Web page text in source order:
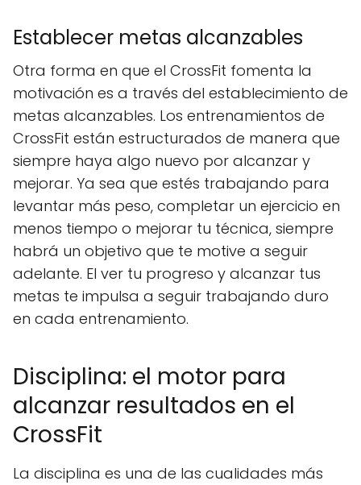
Establecer metas alcanzables
Otra forma en que el CrossFit fomenta la
motivación es a través del establecimiento de
metas alcanzables. Los entrenamientos de
CrossFit están estructurados de manera que
siempre haya algo nuevo por alcanzar y
mejorar. Ya sea que estés trabajando para
levantar más peso, completar un ejercicio en
menos tiempo o mejorar tu técnica, siempre
habrá un objetivo que te motive a seguir
adelante. El ver tu progreso y alcanzar tus
metas te impulsa a seguir trabajando duro
en cada entrenamiento.
Disciplina: el motor para
alcanzar resultados en el
CrossFit
La disciplina es una de las cualidades más